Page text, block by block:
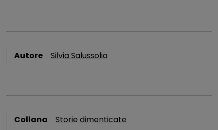
Autore Silvia Salussolia
Collana
Storie dimenticate